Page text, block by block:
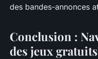
des bandes-annonces
Conclusion :
des jeux gratuits